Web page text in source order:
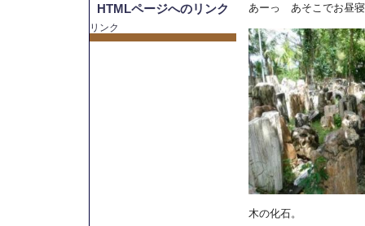
あーっ あそこでお昼
木の化石。
HTMLページへのリンク
リンク